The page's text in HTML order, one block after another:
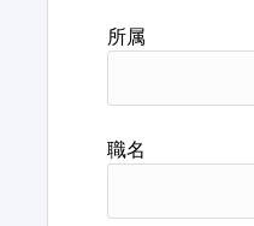
所属
職名